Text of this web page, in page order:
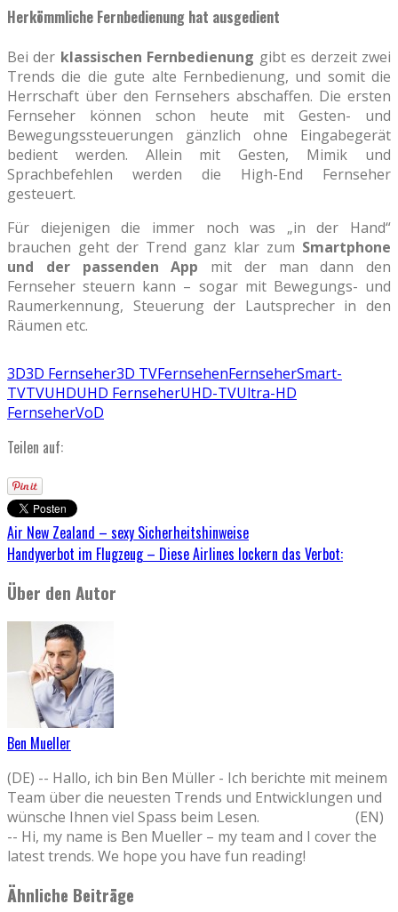
Herkömmliche Fernbedienung hat ausgedient
Bei der klassischen Fernbedienung gibt es derzeit zwei
Trends die die gute alte Fernbedienung, und somit die
Herrschaft über den Fernsehers abschaffen. Die ersten
Fernseher können schon heute mit Gesten- und
Bewegungssteuerungen gänzlich ohne Eingabegerät
bedient werden. Allein mit Gesten, Mimik und
Sprachbefehlen werden die High-End Fernseher
gesteuert.
Für diejenigen die immer noch was „in der Hand“
brauchen geht der Trend ganz klar zum Smartphone
und der passenden App mit der man dann den
Fernseher steuern kann – sogar mit Bewegungs- und
Raumerkennung, Steuerung der Lautsprecher in den
Räumen etc.
3D3D Fernseher3D TVFernsehenFernseherSmart-
TVTVUHDUHD FernseherUHD-TVUltra-HD
FernseherVoD
Teilen auf:
Air New Zealand – sexy Sicherheitshinweise
Handyverbot im Flugzeug – Diese Airlines lockern das Verbot:
Über den Autor
Ben Mueller
(DE) -- Hallo, ich bin Ben Müller - Ich berichte mit meinem
Team über die neuesten Trends und Entwicklungen und
wünsche Ihnen viel Spass beim Lesen. (EN)
-- Hi, my name is Ben Mueller – my team and I cover the
latest trends. We hope you have fun reading!
Ähnliche Beiträge